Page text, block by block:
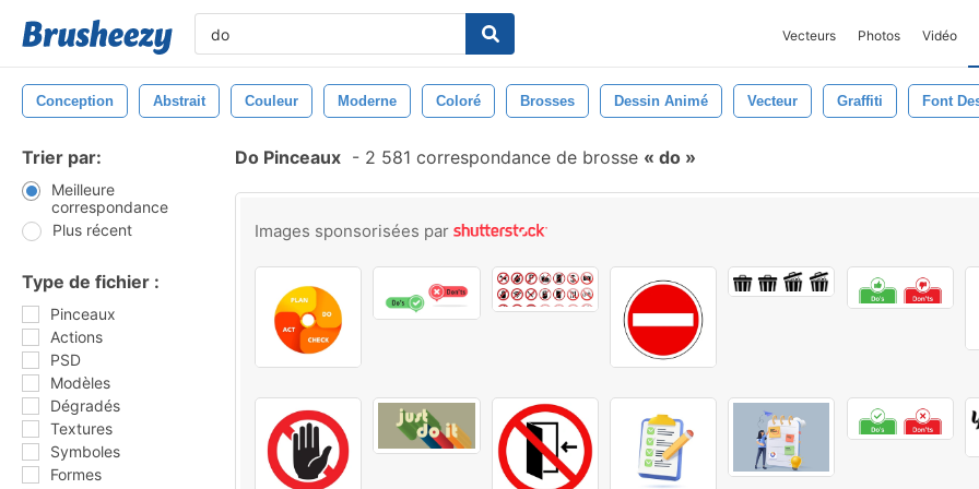
Vecteurs Photos Vidéo
Conception Abstrait Couleur Moderne Coloré Brosses Dessin Animé Vecteur Graffiti Font
Trier par:
Meilleure
correspondance
Plus récent
Type de fichier :
Pinceaux
Actions
PSD
Modèles
Dégradés
Textures
Symboles
Formes
Do Pinceaux - 2 581 correspondance de brosse do
Images sponsorisées par